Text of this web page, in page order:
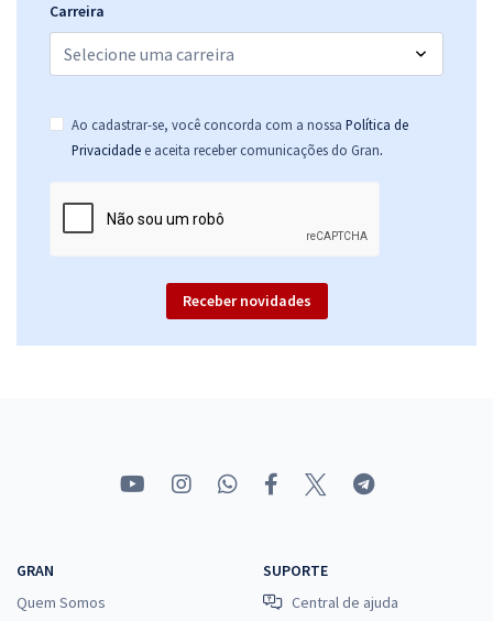
Carreira
Ao cadastrar-se, você concorda com a nossa Política de
Privacidade e aceita receber comunicações do Gran.
Receber novidades
GRAN
Quem Somos
SUPORTE
Central de ajuda